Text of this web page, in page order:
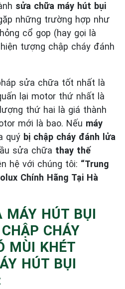
sửa chữa máy hút bụi
những trường hợp như
cổ gop (hay gọi là
tượng chập cháy đánh
sửa chữa tốt nhất là
lại motor thứ nhất là
thứ hai là giá thành
mới là bao. Nếu máy
quý bị chập cháy đánh lửa
sửa chữa thay thế
hệ với chúng tôi: “Trung
Chính Hãng Tại Hà
MÁY HÚT BỤI
CHÁY
MÙI KHÉT
HÚT BỤI